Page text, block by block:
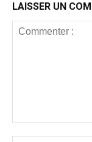
LAISSER UN